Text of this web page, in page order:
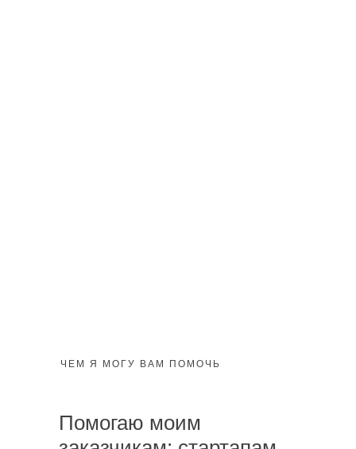
Помогаю моим
ЧЕМ Я МОГУ ВАМ ПОМОЧЬ